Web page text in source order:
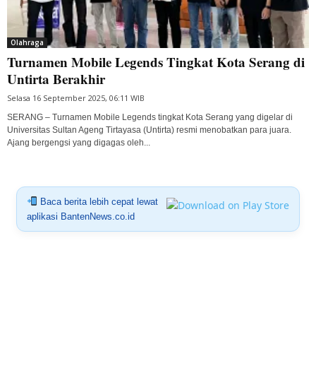
Olahraga
Turnamen Mobile Legends Tingkat Kota Serang di
Untirta Berakhir
Selasa 16 September 2025, 06:11 WIB
SERANG – Turnamen Mobile Legends tingkat Kota Serang yang digelar di
Universitas Sultan Ageng Tirtayasa (Untirta) resmi menobatkan para juara.
Ajang bergengsi yang digagas oleh...
Baca berita lebih cepat lewat
aplikasi BantenNews.co.id